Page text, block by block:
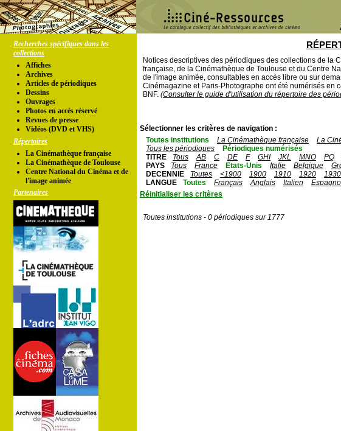
Recherches spécifiques dans les
collections
Affiches
Archives
Articles de périodiques
Dessins
Ouvrages
Photos en accés réservé
Revues de presse
Vidéos (DVD et VHS)
Répertoires
La Cinémathèque française
La Cinémathèque de Toulouse
Centre National du Cinéma et de
l'image animée
Partenaires
Notices descriptives des périodiques des collections de la
française, de la Cinémathèque de Toulouse et du Centre
de l'image animée, consultables en accès libre ou sur
Cinémagazine et Paris-Photographe ont été numérisés en
BNF. (Consulter le guide d'utilisation du répertoire des
Sélectionner les critères de navigation :
Toutes institutions
La Cinémathèque française La
Tous les périodiques
Périodiques numérisés
TITRE
Tous AB C DE F GHI JKL MNO PQ
PAYS
Tous France Etats-Unis Italie Belgique
DECENNIE
Toutes <1900 1900 1910 1920 1930
LANGUE
Toutes Français Anglais Italien
Réinitialiser les critères
Toutes institutions - 0 périodiques sur 1777